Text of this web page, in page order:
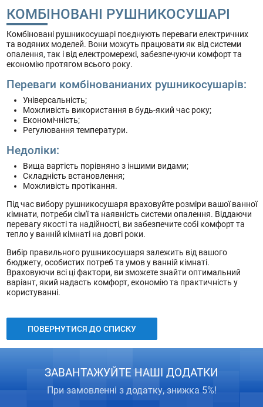
КОМБІНОВАНІ РУШНИКОСУШАРІ
Комбіновані рушникосушарі поєднують переваги електричних
та водяних моделей. Вони можуть працювати як від системи
опалення, так і від електромережі, забезпечуючи комфорт та
економію протягом всього року.
Переваги комбінованианих рушникосушарів:
Універсальність;
Можливість використання в будь-який час року;
Економічність;
Регулювання температури.
Недоліки:
Вища вартість порівняно з іншими видами;
Складність встановлення;
Можливість протікання.
Під час вибору рушникосушаря враховуйте розміри вашої ванної
кімнати, потреби сім'ї та наявність системи опалення. Віддаючи
перевагу якості та надійності, ви забезпечите собі комфорт та
тепло у ванній кімнаті на довгі роки.
Вибір правильного рушникосушаря залежить від вашого
бюджету, особистих потреб та умов у ванній кімнаті.
Враховуючи всі ці фактори, ви зможете знайти оптимальний
варіант, який надасть комфорт, економію та практичність у
користуванні.
ПОВЕРНУТИСЯ ДО СПИСКУ
ЗАВАНТАЖУЙТЕ НАШІ ДОДАТКИ
При замовленні з додатку, знижка 5%!